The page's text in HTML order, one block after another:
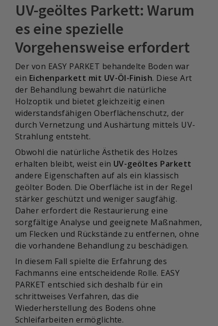
UV-geöltes Parkett: Warum
es eine spezielle
Vorgehensweise erfordert
Der von EASY PARKET behandelte Boden war
ein Eichenparkett mit UV-Öl-Finish. Diese Art
der Behandlung bewahrt die natürliche
Holzoptik und bietet gleichzeitig einen
widerstandsfähigen Oberflächenschutz, der
durch Vernetzung und Aushärtung mittels UV-
Strahlung entsteht.
Obwohl die natürliche Ästhetik des Holzes
erhalten bleibt, weist ein UV-geöltes Parkett
andere Eigenschaften auf als ein klassisch
geölter Boden. Die Oberfläche ist in der Regel
stärker geschützt und weniger saugfähig.
Daher erfordert die Restaurierung eine
sorgfältige Analyse und geeignete Maßnahmen,
um Flecken und Rückstände zu entfernen, ohne
die vorhandene Behandlung zu beschädigen.
In diesem Fall spielte die Erfahrung des
Fachmanns eine entscheidende Rolle. EASY
PARKET entschied sich deshalb für ein
schrittweises Verfahren, das die
Wiederherstellung des Bodens ohne
Schleifarbeiten ermöglichte.